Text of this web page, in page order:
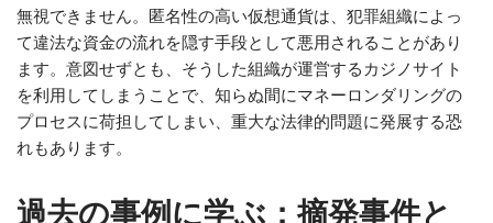
無視できません。匿名性の高い仮想通貨は、犯罪組織によっ
て違法な資金の流れを隠す手段として悪用されることがあり
ます。意図せずとも、そうした組織が運営するカジノサイト
を利用してしまうことで、知らぬ間にマネーロンダリングの
プロセスに荷担してしまい、重大な法律的問題に発展する恐
れもあります。
過去の事例に学ぶ：摘発事件と